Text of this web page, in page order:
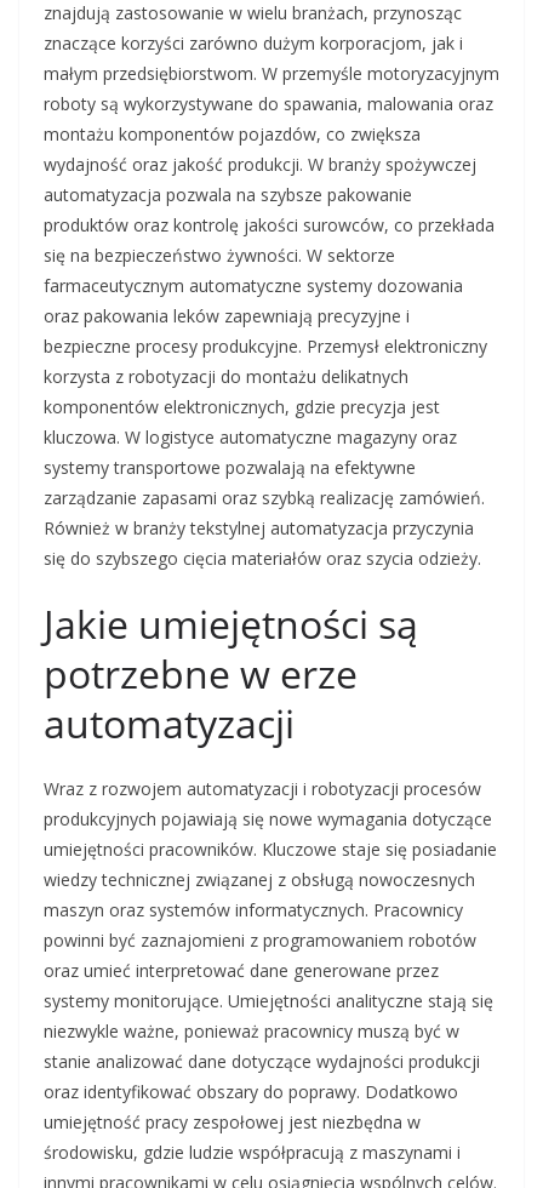
znajdują zastosowanie w wielu branżach, przynosząc
znaczące korzyści zarówno dużym korporacjom, jak i
małym przedsiębiorstwom. W przemyśle motoryzacyjnym
roboty są wykorzystywane do spawania, malowania oraz
montażu komponentów pojazdów, co zwiększa
wydajność oraz jakość produkcji. W branży spożywczej
automatyzacja pozwala na szybsze pakowanie
produktów oraz kontrolę jakości surowców, co przekłada
się na bezpieczeństwo żywności. W sektorze
farmaceutycznym automatyczne systemy dozowania
oraz pakowania leków zapewniają precyzyjne i
bezpieczne procesy produkcyjne. Przemysł elektroniczny
korzysta z robotyzacji do montażu delikatnych
komponentów elektronicznych, gdzie precyzja jest
kluczowa. W logistyce automatyczne magazyny oraz
systemy transportowe pozwalają na efektywne
zarządzanie zapasami oraz szybką realizację zamówień.
Również w branży tekstylnej automatyzacja przyczynia
się do szybszego cięcia materiałów oraz szycia odzieży.
Jakie umiejętności są
potrzebne w erze
automatyzacji
Wraz z rozwojem automatyzacji i robotyzacji procesów
produkcyjnych pojawiają się nowe wymagania dotyczące
umiejętności pracowników. Kluczowe staje się posiadanie
wiedzy technicznej związanej z obsługą nowoczesnych
maszyn oraz systemów informatycznych. Pracownicy
powinni być zaznajomieni z programowaniem robotów
oraz umieć interpretować dane generowane przez
systemy monitorujące. Umiejętności analityczne stają się
niezwykle ważne, ponieważ pracownicy muszą być w
stanie analizować dane dotyczące wydajności produkcji
oraz identyfikować obszary do poprawy. Dodatkowo
umiejętność pracy zespołowej jest niezbędna w
środowisku, gdzie ludzie współpracują z maszynami i
innymi pracownikami w celu osiągnięcia wspólnych celów.